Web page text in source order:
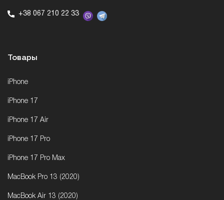
+38 067 210 22 33
Товары
iPhone
iPhone 17
iPhone 17 Air
iPhone 17 Pro
iPhone 17 Pro Max
MacBook Pro 13 (2020)
MacBook Air 13 (2020)